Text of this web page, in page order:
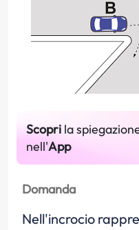
Scopri la
nell'App
Domanda
Nell'incrocio